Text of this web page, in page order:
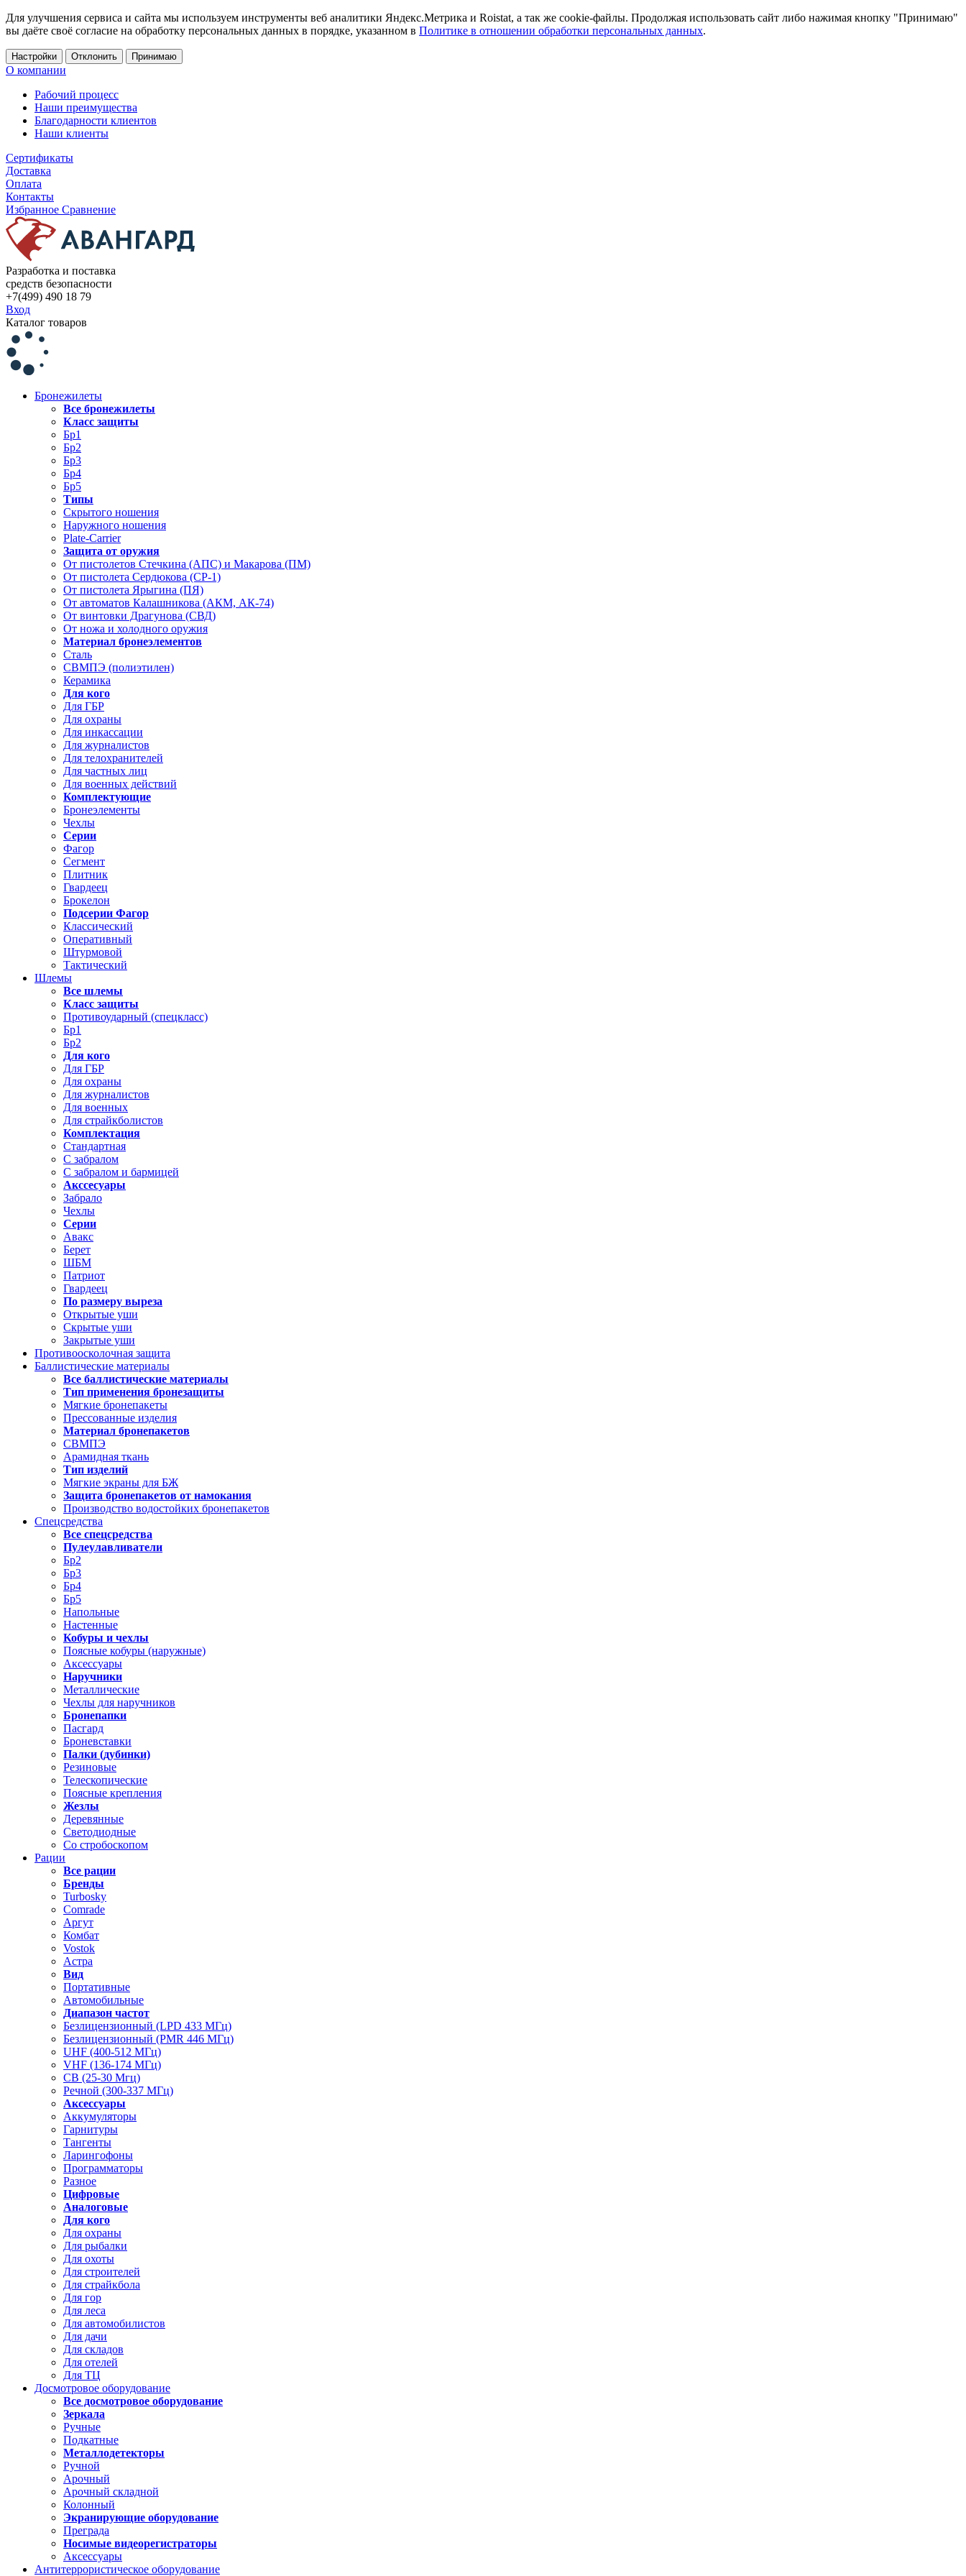
Для улучшения сервиса и сайта мы используем инструменты веб аналитики Яндекс.Метрика и Roistat, а так же cookie-файлы. Продолжая использовать сайт либо нажимая кнопку "Принимаю"
вы даёте своё согласие на обработку персональных данных в порядке, указанном в Политике в отношении обработки персональных данных.
Настройки Отклонить Принимаю
О компании
Рабочий процесс
Наши преимущества
Благодарности клиентов
Наши клиенты
Сертификаты
Доставка
Оплата
Контакты
Избранное Сравнение
Разработка и поставка
средств безопасности
+7(499) 490 18 79
Вход
Каталог товаров
Бронежилеты
Все бронежилеты
Класс защиты
Бр1
Бр2
Бр3
Бр4
Бр5
Типы
Скрытого ношения
Наружного ношения
Plate-Carrier
Защита от оружия
От пистолетов Стечкина (АПС) и Макарова (ПМ)
От пистолета Сердюкова (СР-1)
От пистолета Ярыгина (ПЯ)
От автоматов Калашникова (АКМ, АК-74)
От винтовки Драгунова (СВД)
От ножа и холодного оружия
Материал бронеэлементов
Сталь
СВМПЭ (полиэтилен)
Керамика
Для кого
Для ГБР
Для охраны
Для инкассации
Для журналистов
Для телохранителей
Для частных лиц
Для военных действий
Комплектующие
Бронеэлементы
Чехлы
Серии
Фагор
Сегмент
Плитник
Гвардеец
Брокелон
Подсерии Фагор
Классический
Оперативный
Штурмовой
Тактический
Шлемы
Все шлемы
Класс защиты
Противоударный (спецкласс)
Бр1
Бр2
Для кого
Для ГБР
Для охраны
Для журналистов
Для военных
Для страйкболистов
Комплектация
Стандартная
С забралом
С забралом и бармицей
Акссесуары
Забрало
Чехлы
Серии
Авакс
Берет
ШБМ
Патриот
Гвардеец
По размеру выреза
Открытые уши
Скрытые уши
Закрытые уши
Противоосколочная защита
Баллистические материалы
Все баллистические материалы
Тип применения бронезащиты
Мягкие бронепакеты
Прессованные изделия
Материал бронепакетов
СВМПЭ
Арамидная ткань
Тип изделий
Мягкие экраны для БЖ
Защита бронепакетов от намокания
Производство водостойких бронепакетов
Спецсредства
Все спецсредства
Пулеулавливатели
Бр2
Бр3
Бр4
Бр5
Напольные
Настенные
Кобуры и чехлы
Поясные кобуры (наружные)
Аксессуары
Наручники
Металлические
Чехлы для наручников
Бронепапки
Пасгард
Броневставки
Палки (дубинки)
Резиновые
Телескопические
Поясные крепления
Жезлы
Деревянные
Светодиодные
Со стробоскопом
Рации
Все рации
Бренды
Turbosky
Comrade
Аргут
Комбат
Vostok
Астра
Вид
Портативные
Автомобильные
Диапазон частот
Безлицензионный (LPD 433 МГц)
Безлицензионный (PMR 446 МГц)
UHF (400-512 МГц)
VHF (136-174 МГц)
CB (25-30 Мгц)
Речной (300-337 МГц)
Аксессуары
Аккумуляторы
Гарнитуры
Тангенты
Ларингофоны
Программаторы
Разное
Цифровые
Аналоговые
Для кого
Для охраны
Для рыбалки
Для охоты
Для строителей
Для страйкбола
Для гор
Для леса
Для автомобилистов
Для дачи
Для складов
Для отелей
Для ТЦ
Досмотровое оборудование
Все досмотровое оборудование
Зеркала
Ручные
Подкатные
Металлодетекторы
Ручной
Арочный
Арочный складной
Колонный
Экранирующие оборудование
Преграда
Носимые видеорегистраторы
Аксессуары
Антитеррористическое оборудование